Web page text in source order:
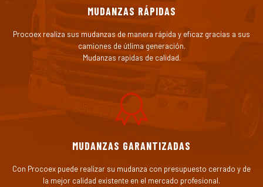
MUDANZAS RÁPIDAS
Procoex realiza sus mudanzas de manera rápida y eficaz gracias a sus
camiones de útlima generación.
Mudanzas rapidas de calidad.
MUDANZAS GARANTIZADAS
Con Procoex puede realizar su mudanza con presupuesto cerrado y de
la mejor calidad existente en el mercado profesional.